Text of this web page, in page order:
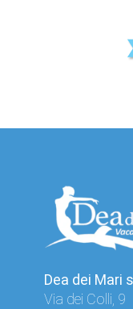
Dea dei Mari
Via dei Colli, 9